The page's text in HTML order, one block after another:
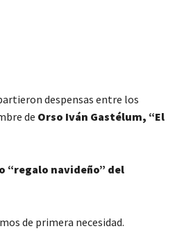
despensas entre los
de Orso Iván Gastélum, “El
“regalo navideño” del
de primera necesidad.